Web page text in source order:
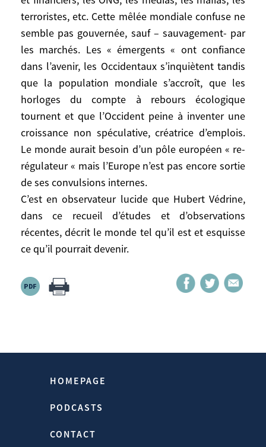
terroristes, etc. Cette mêlée mondiale confuse ne
semble pas gouvernée, sauf – sauvagement- par
les marchés. Les « émergents « ont confiance
dans l’avenir, les Occidentaux s’inquiètent tandis
que la population mondiale s’accroît, que les
horloges du compte à rebours écologique
tournent et que l’Occident peine à inventer une
croissance non spéculative, créatrice d’emplois.
Le monde aurait besoin d’un pôle européen « re-
régulateur « mais l’Europe n’est pas encore sortie
de ses convulsions internes.
C’est en observateur lucide que Hubert Védrine,
dans ce recueil d’études et d’observations
récentes, décrit le monde tel qu’il est et esquisse
ce qu’il pourrait devenir.
médias, les mafias, les terroristes, etc.
Cette mêlée mondiale confuse ne semble
pas gouvernée, sauf – sauvagement- par
les marchés. Les « émergents « ont
confiance dans l’avenir, les Occidentaux
s’inquiètent tandis que la population
mondiale s’accroît, que les horloges du
compte à rebours écologique tournent et
que l’Occident peine à inventer une
croissance non spéculative, créatrice
d’emplois. Le monde aurait besoin d’un
pôle européen « re-régulateur « mais
l’Europe n’est pas encore sortie de ses
convulsions internes.
C’est en observateur lucide que Hubert
Védrine, dans ce recueil d’études et
d’observations récentes, décrit le monde
devenir.
Source:Https://www.hubertvedrine.net
Mêlée Mondiale2009-2012
07/03/2012
HOMEPAGE
PODCASTS
CONTACT